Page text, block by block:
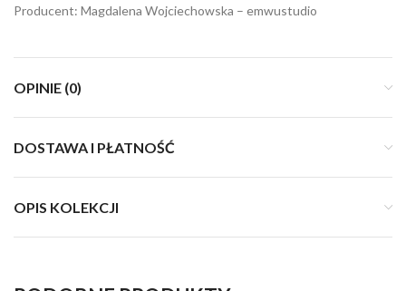
Producent: Magdalena Wojciechowska – emwustudio
OPINIE (0)
DOSTAWA I PŁATNOŚĆ
OPIS KOLEKCJI